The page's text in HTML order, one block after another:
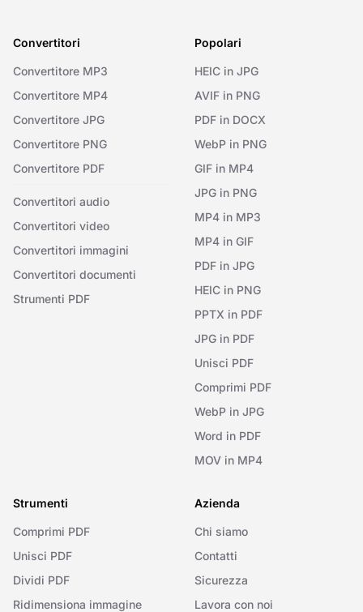
Convertitori
Convertitore MP3
Convertitore MP4
Convertitore JPG
Convertitore PNG
Convertitore PDF
Convertitori audio
Convertitori video
Convertitori immagini
Convertitori documenti
Strumenti PDF
Popolari
HEIC in JPG
AVIF in PNG
PDF in DOCX
WebP in PNG
GIF in MP4
JPG in PNG
MP4 in MP3
MP4 in GIF
PDF in JPG
HEIC in PNG
PPTX in PDF
JPG in PDF
Unisci PDF
Comprimi PDF
WebP in JPG
Word in PDF
MOV in MP4
Strumenti
Comprimi PDF
Unisci PDF
Dividi PDF
Ridimensiona immagine
Azienda
Chi siamo
Contatti
Sicurezza
Lavora con noi